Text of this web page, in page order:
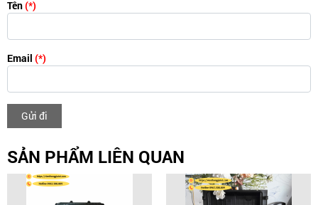
Tên(*)
Email (*)
Gửi đi
SẢN PHẨM LIÊN QUAN